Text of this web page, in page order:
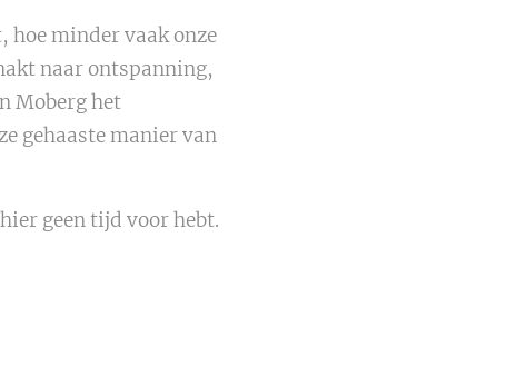
minder vaak onze
naar ontspanning,
Moberg het
gehaaste manier van
geen tijd voor hebt.